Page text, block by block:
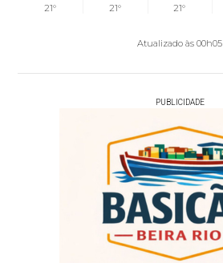
21°
21°
21°
Atualizado às 00h05
PUBLICIDADE